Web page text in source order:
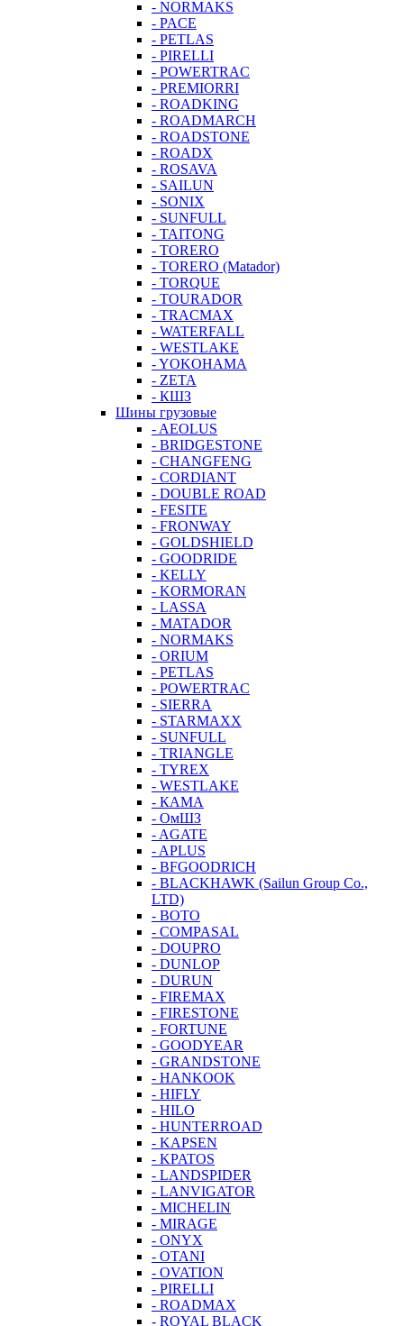
- NORMAKS
- PACE
- PETLAS
- PIRELLI
- POWERTRAC
- PREMIORRI
- ROADKING
- ROADMARCH
- ROADSTONE
- ROADX
- ROSAVA
- SAILUN
- SONIX
- SUNFULL
- TAITONG
- TORERO
- TORERO (Matador)
- TORQUE
- TOURADOR
- TRACMAX
- WATERFALL
- WESTLAKE
- YOKOHAMA
- ZETA
- КШЗ
Шины грузовые
- AEOLUS
- BRIDGESTONE
- CHANGFENG
- CORDIANT
- DOUBLE ROAD
- FESITE
- FRONWAY
- GOLDSHIELD
- GOODRIDE
- KELLY
- KORMORAN
- LASSA
- MATADOR
- NORMAKS
- ORIUM
- PETLAS
- POWERTRAC
- SIERRA
- STARMAXX
- SUNFULL
- TRIANGLE
- TYREX
- WESTLAKE
- КАМА
- ОмШЗ
- AGATE
- APLUS
- BFGOODRICH
- BLACKHAWK (Sailun Group Co.,
LTD)
- BOTO
- COMPASAL
- DOUPRO
- DUNLOP
- DURUN
- FIREMAX
- FIRESTONE
- FORTUNE
- GOODYEAR
- GRANDSTONE
- HANKOOK
- HIFLY
- HILO
- HUNTERROAD
- KAPSEN
- KPATOS
- LANDSPIDER
- LANVIGATOR
- MICHELIN
- MIRAGE
- ONYX
- OTANI
- OVATION
- PIRELLI
- ROADMAX
- ROYAL BLACK